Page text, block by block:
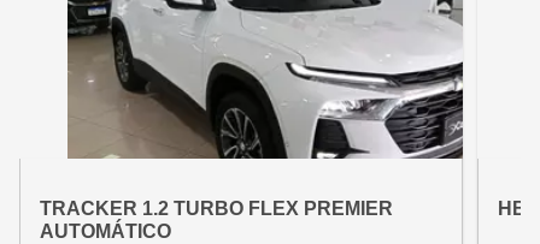
VARIANT:
TRACKER 1.2 TURBO FLEX PREMIER
AUTOMÁTICO